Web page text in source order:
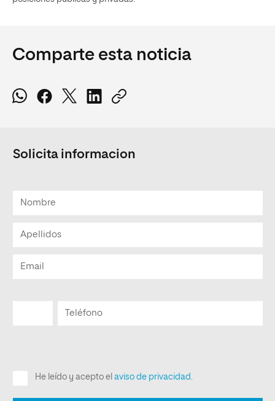
Comparte esta noticia
Solicita informacion